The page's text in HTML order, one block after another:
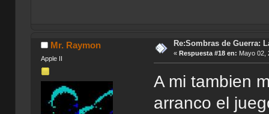
Mr. Raymon
Apple II
Re:Sombras de Guerra:
« Respuesta #18 en: Mayo 02,
A mi tambien
arranco el